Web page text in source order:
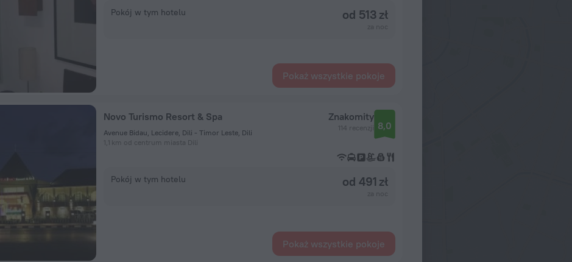
Pokój w tym hotelu od 513 zł
Pokaż wszystkie pokoje
Novo Turismo Resort & Spa
Avenue Bidau, Lecidere, Dili - Timor Leste, Dili
1,1 km od centrum miasta Dili
Znakomity
114 recenzji 8,0
Pokój w tym hotelu od 491 zł
Pokaż wszystkie pokoje